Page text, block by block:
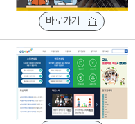
바로가기